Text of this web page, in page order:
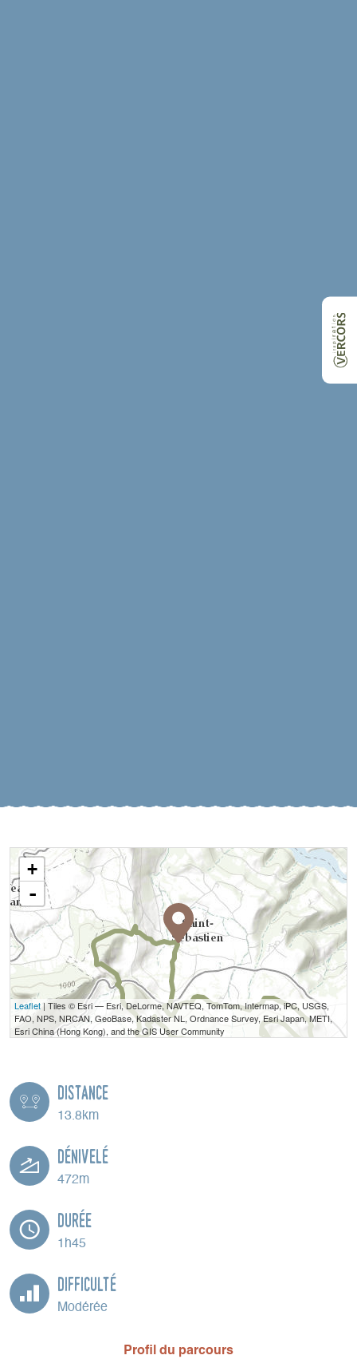
+
-
Leaflet| Tiles © Esri — Esri, DeLorme, NAVTEQ, TomTom, Intermap, iPC, USGS,
FAO, NPS, NRCAN, GeoBase, Kadaster NL, Ordnance Survey, Esri Japan, METI,
Esri China (Hong Kong), and the GIS User Community
Distance
13.8km
Dénivelé
472m
Durée
1h45
Difficulté
Modérée
Profil du parcours